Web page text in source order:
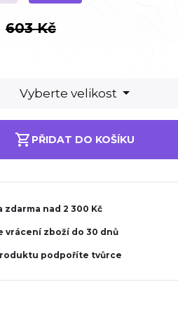
603 Kč
Vyberte velikost
PŘIDAT DO KOŠÍKU
zdarma nad 2 300 Kč
vrácení zboží do 30 dnů
podpoříte tvůrce